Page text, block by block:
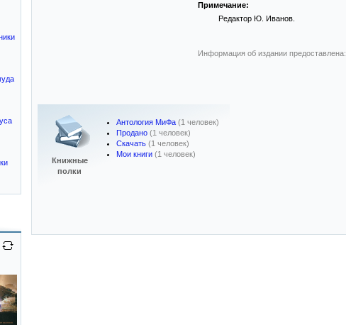
Примечание:
Редактор Ю. Иванов.
Информация об издании предоставлена:
Книжные
полки
Антология МиФа (1 человек)
Продано (1 человек)
Скачать (1 человек)
Мои книги (1 человек)